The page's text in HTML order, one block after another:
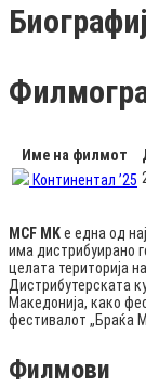
Име на филмот
Континентал ’25
MCF MKе една од
има дистрибуирано
целата територија
Дистрибутерската
Македонија, како
фестивалот „Браќа
Филмови